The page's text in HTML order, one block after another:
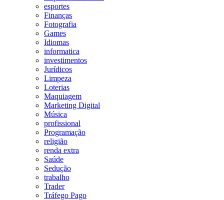
esportes
Finanças
Fotografia
Games
Idiomas
informatica
investimentos
Jurídicos
Limpeza
Loterias
Maquiagem
Marketing Digital
Música
profissional
Programação
religião
renda extra
Saúde
Sedução
trabalho
Trader
Tráfego Pago